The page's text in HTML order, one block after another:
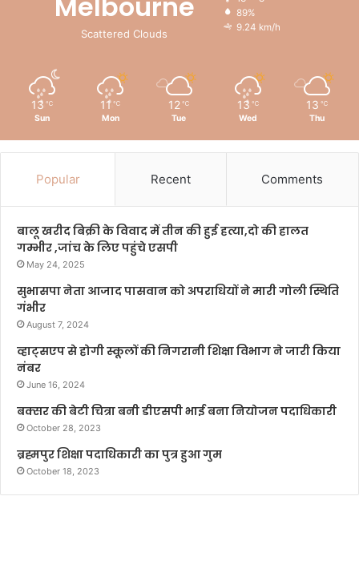
Scattered Clouds
89%
9.24 km/h
13 ℃
Sun
11 ℃
Mon
12 ℃
Tue
13 ℃
Wed
13 ℃
Thu
Popular Recent Comments
बालू खरीद बिक्री के विवाद में तीन की हुई हत्या,दो की हालत
गम्भीर ,जांच के लिए पहुंचे एसपी
May 24, 2025
सुभासपा नेता आजाद पासवान को अपराधियों ने मारी गोली स्थिति
गंभीर
August 7, 2024
व्हाट्सएप से होगी स्कूलों की निगरानी शिक्षा विभाग ने जारी किया
नंबर
June 16, 2024
बक्सर की बेटी चित्रा बनी डीएसपी भाई बना नियोजन पदाधिकारी
October 28, 2023
ब्रह्मपुर शिक्षा पदाधिकारी का पुत्र हुआ गुम
October 18, 2023